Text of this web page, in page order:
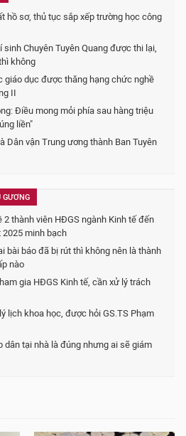
hồ sơ, thủ tục sắp xếp trường học công
sinh Chuyên Tuyên Quang được thi lại,
không
giáo dục được thăng hạng chức nghề
II
Điều mong mỏi phía sau hàng triệu
liền"
Dân vận Trung ương thành Ban Tuyên
GƯƠNG
2 thành viên HĐGS ngành Kinh tế đến
2025 minh bạch
bài báo đã bị rút thì không nên là thành
nào
gia HĐGS Kinh tế, cần xử lý trách
lịch khoa học, được hỏi GS.TS Phạm
dân tại nhà là đúng nhưng ai sẽ giám